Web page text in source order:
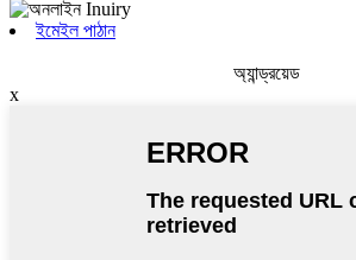
ইমেইল পাঠান
অ্যান্ড্রয়েড
x